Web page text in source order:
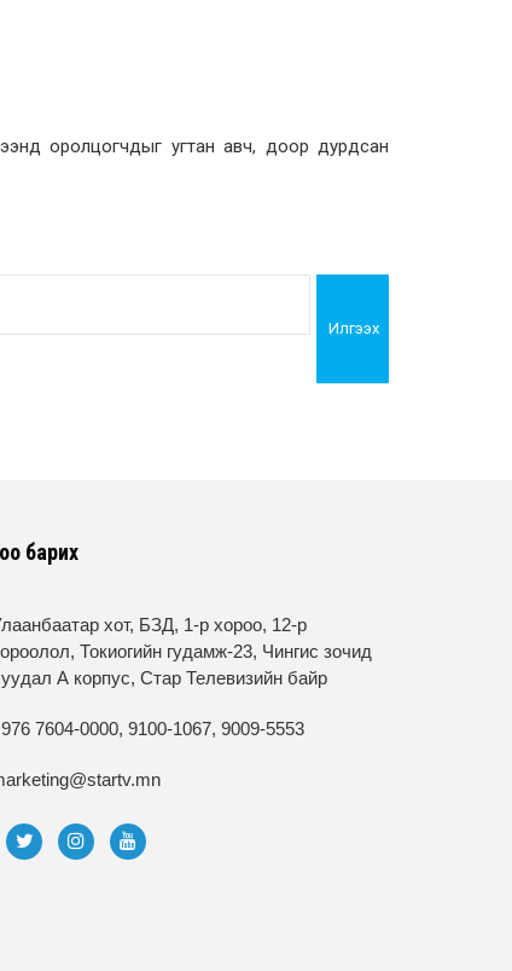
оролцогчдыг угтан авч, доор дурдсан
Илгээх
барих
хот, БЗД, 1-р хороо, 12-р
Токиогийн гудамж-23, Чингис зочид
А корпус, Стар Телевизийн байр
7604-0000, 9100-1067, 9009-5553